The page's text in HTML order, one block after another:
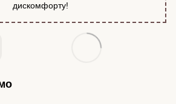
дискомфорту!